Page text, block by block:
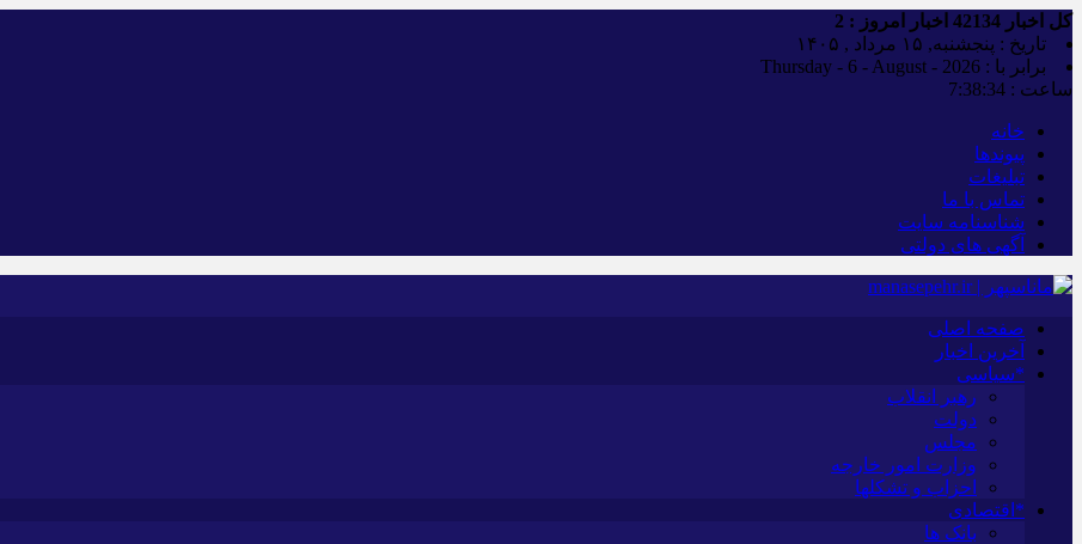
کل اخبار اخبار امروز : 2
تاریخ : پنجشنبه, ۱۵ مرداد , ۱۴۰۵
برابر با : Thursday - 6 - August - 2026
ساعت : 7:38:35
خانه
پیوندها
تبلیغات
تماس با ما
شناسنامه سایت
آگهی های دولتی
صفحه اصلی
آخرین اخبار
*سیاسی
رهبر انقلاب
دولت
مجلس
وزارت امور خارجه
احزاب و تشکلها
*اقتصادی
بانک ها